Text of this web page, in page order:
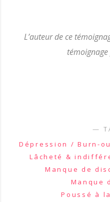
L’auteur de ce
Dépression / Burn-
Lâcheté &
Manque de
Manque
Poussé à